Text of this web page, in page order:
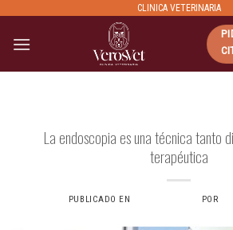
content
CLINICA VETERINARIA
La endoscopia es una técnica tanto
terapéutica
PUBLICADO EN POR